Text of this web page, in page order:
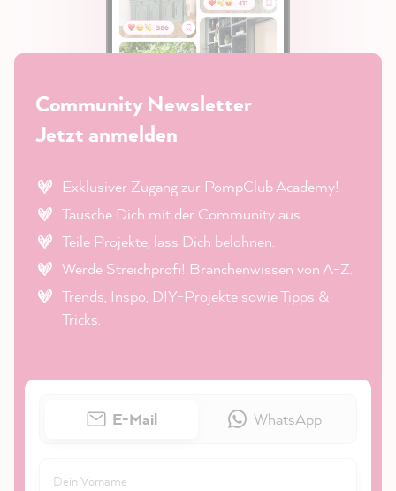
Community Newsletter
Jetzt anmelden
Exklusiver Zugang zur PompClub Academy!
Tausche Dich mit der Community aus.
Teile Projekte, lass Dich belohnen.
Werde Streichprofi! Branchenwissen von A-Z.
Trends, Inspo, DIY-Projekte sowie Tipps &
Tricks.
E-Mail WhatsApp